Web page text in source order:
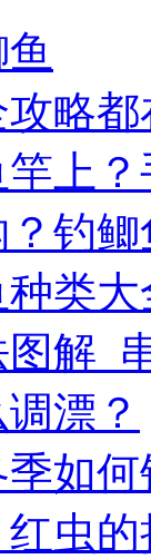
略
上
钓
类大
解_
漂？
如
虫